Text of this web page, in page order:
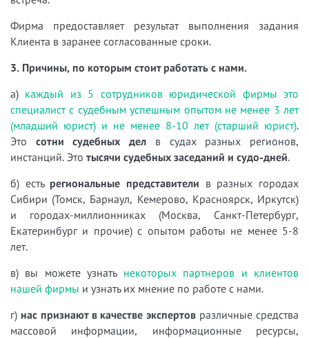
Фирма предоставляет результат выполнения задания
Клиента в заранее согласованные сроки.
3. Причины, по которым стоит работать с нами.
а) каждый из 5 сотрудников юридической фирмы это
специалист с судебным успешным опытом не менее 3 лет
(младший юрист) и не менее 8-10 лет (старший юрист).
Это сотни судебных дел в судах разных регионов,
инстанций. Это тысячи судебных заседаний и судо-дней.
б) есть региональные представители в разных городах
Сибири (Томск, Барнаул, Кемерово, Красноярск, Иркутск)
и городах-миллионниках (Москва, Санкт-Петербург,
Екатеринбург и прочие) с опытом работы не менее 5-8
лет.
в) вы можете узнать некоторых партнеров и клиентов
нашей фирмы и узнать их мнение по работе с нами.
г) нас признают в качестве экспертов различные средства
массовой информации, информационные ресурсы,